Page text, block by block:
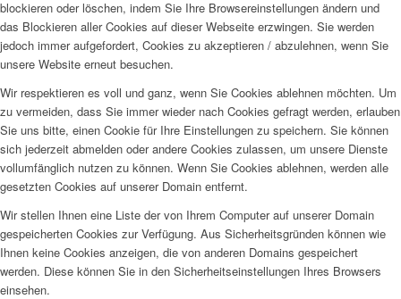
blockieren oder löschen, indem Sie Ihre Browsereinstellungen ändern und
das Blockieren aller Cookies auf dieser Webseite erzwingen. Sie werden
jedoch immer aufgefordert, Cookies zu akzeptieren / abzulehnen, wenn Sie
unsere Website erneut besuchen.
Wir respektieren es voll und ganz, wenn Sie Cookies ablehnen möchten. Um
zu vermeiden, dass Sie immer wieder nach Cookies gefragt werden, erlauben
Sie uns bitte, einen Cookie für Ihre Einstellungen zu speichern. Sie können
sich jederzeit abmelden oder andere Cookies zulassen, um unsere Dienste
vollumfänglich nutzen zu können. Wenn Sie Cookies ablehnen, werden alle
gesetzten Cookies auf unserer Domain entfernt.
Wir stellen Ihnen eine Liste der von Ihrem Computer auf unserer Domain
gespeicherten Cookies zur Verfügung. Aus Sicherheitsgründen können wie
Ihnen keine Cookies anzeigen, die von anderen Domains gespeichert
werden. Diese können Sie in den Sicherheitseinstellungen Ihres Browsers
einsehen.